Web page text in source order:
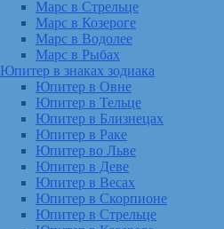
Марс в Стрельце
Марс в Козероге
Марс в Водолее
Марс в Рыбах
Юпитер в знаках зодиака
Юпитер в Овне
Юпитер в Тельце
Юпитер в Близнецах
Юпитер в Раке
Юпитер во Льве
Юпитер в Деве
Юпитер в Весах
Юпитер в Скорпионе
Юпитер в Стрельце